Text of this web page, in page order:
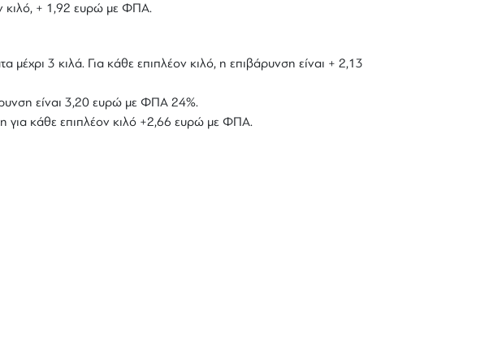
κιλό, + 1,92 ευρώ με ΦΠΑ.
3 κιλά. Για κάθε επιπλέον κιλό, η επιβάρυνση είναι + 2,13
είναι 3,20 ευρώ με ΦΠΑ 24%.
για κάθε επιπλέον κιλό +2,66 ευρώ με ΦΠΑ.